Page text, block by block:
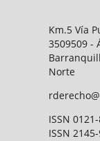
Km.5 Vía
3509509 -
Norte
ISSN
ISSN